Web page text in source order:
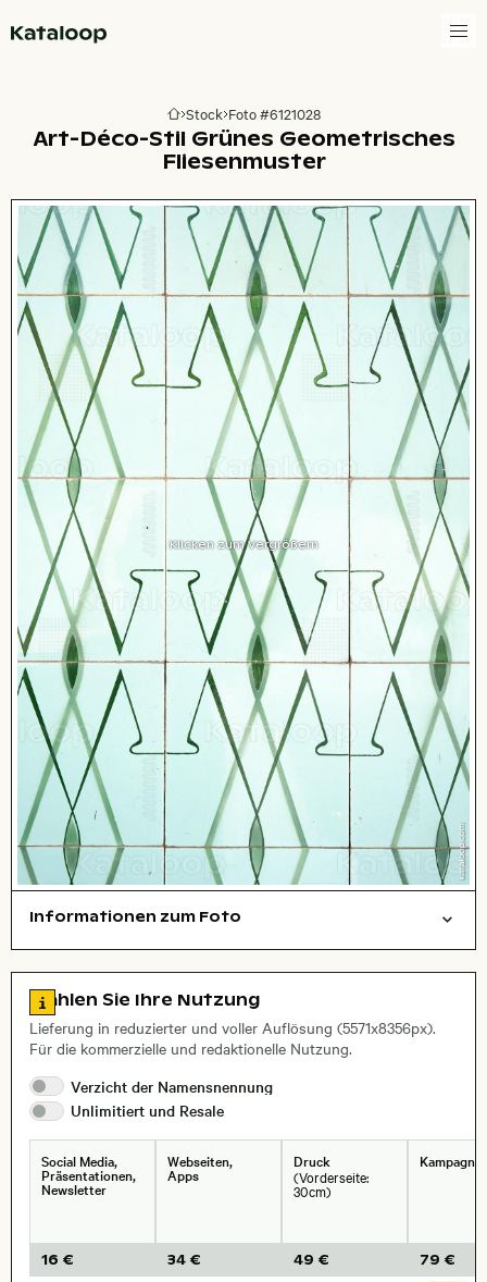
Zur Homepage
Stock Foto #6121028
Art-Déco-Stil Grünes Geometrisches
Fliesenmuster
Klicken zum Vergrößern
Informationen zum Foto
, Objektiv
Zu den Lizenzinformationen springen
Wählen Sie Ihre Nutzung
Lieferung in reduzierter und voller Auflösung (5571x8356px).
Für die kommerzielle und redaktionelle Nutzung.
Verzicht der Namensnennung
Unlimitiert und Resale
Social Media,
Präsentationen,
Newsletter
16 €
Webseiten,
Apps
34 €
Druck
(Vorderseite:
30cm)
49 € 79 €